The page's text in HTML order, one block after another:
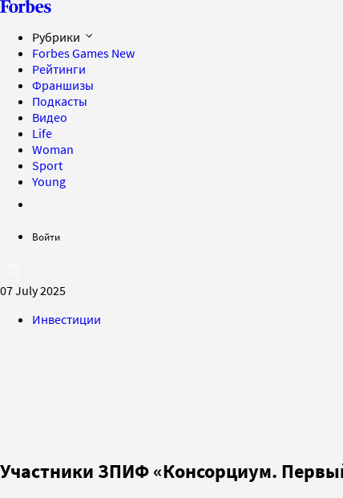
Рубрики
Forbes Games New
Рейтинги
Франшизы
Подкасты
Видео
Life
Woman
Sport
Young
Войти
07 July 2025
Инвестиции
Участники ЗПИФ «Консорциум.